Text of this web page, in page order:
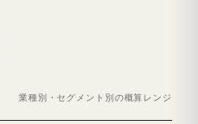
業種別・セグメント別の概算レンジ